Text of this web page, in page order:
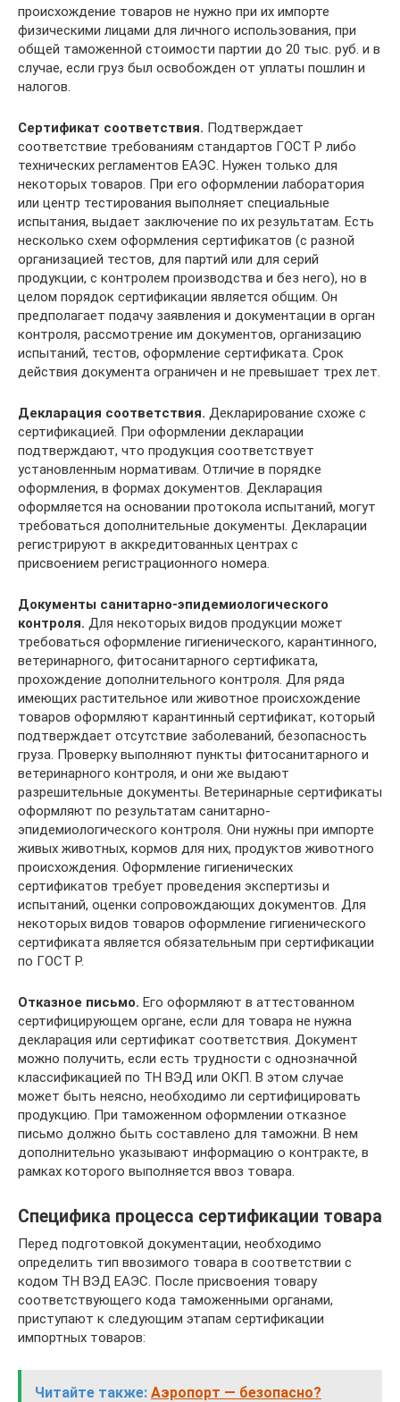
происхождение товаров не нужно при их импорте
физическими лицами для личного использования, при
общей таможенной стоимости партии до 20 тыс. руб. и в
случае, если груз был освобожден от уплаты пошлин и
налогов.
Сертификат соответствия. Подтверждает
соответствие требованиям стандартов ГОСТ Р либо
технических регламентов ЕАЭС. Нужен только для
некоторых товаров. При его оформлении лаборатория
или центр тестирования выполняет специальные
испытания, выдает заключение по их результатам. Есть
несколько схем оформления сертификатов (с разной
организацией тестов, для партий или для серий
продукции, с контролем производства и без него), но в
целом порядок сертификации является общим. Он
предполагает подачу заявления и документации в орган
контроля, рассмотрение им документов, организацию
испытаний, тестов, оформление сертификата. Срок
действия документа ограничен и не превышает трех лет.
Декларация соответствия. Декларирование схоже с
сертификацией. При оформлении декларации
подтверждают, что продукция соответствует
установленным нормативам. Отличие в порядке
оформления, в формах документов. Декларация
оформляется на основании протокола испытаний, могут
требоваться дополнительные документы. Декларации
регистрируют в аккредитованных центрах с
присвоением регистрационного номера.
Документы санитарно-эпидемиологического
контроля. Для некоторых видов продукции может
требоваться оформление гигиенического, карантинного,
ветеринарного, фитосанитарного сертификата,
прохождение дополнительного контроля. Для ряда
имеющих растительное или животное происхождение
товаров оформляют карантинный сертификат, который
подтверждает отсутствие заболеваний, безопасность
груза. Проверку выполняют пункты фитосанитарного и
ветеринарного контроля, и они же выдают
разрешительные документы. Ветеринарные сертификаты
оформляют по результатам санитарно-
эпидемиологического контроля. Они нужны при импорте
живых животных, кормов для них, продуктов животного
происхождения. Оформление гигиенических
сертификатов требует проведения экспертизы и
испытаний, оценки сопровождающих документов. Для
некоторых видов товаров оформление гигиенического
сертификата является обязательным при сертификации
по ГОСТ Р.
Отказное письмо. Его оформляют в аттестованном
сертифицирующем органе, если для товара не нужна
декларация или сертификат соответствия. Документ
можно получить, если есть трудности с однозначной
классификацией по ТН ВЭД или ОКП. В этом случае
может быть неясно, необходимо ли сертифицировать
продукцию. При таможенном оформлении отказное
письмо должно быть составлено для таможни. В нем
дополнительно указывают информацию о контракте, в
рамках которого выполняется ввоз товара.
Специфика процесса сертификации товара
Перед подготовкой документации, необходимо
определить тип ввозимого товара в соответствии с
кодом ТН ВЭД ЕАЭС. После присвоения товару
соответствующего кода таможенными органами,
приступают к следующим этапам сертификации
импортных товаров:
Читайте также: Аэропорт — безопасно?